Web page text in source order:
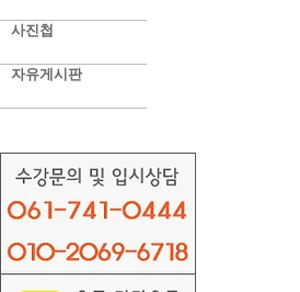
사진첩
자유게시판